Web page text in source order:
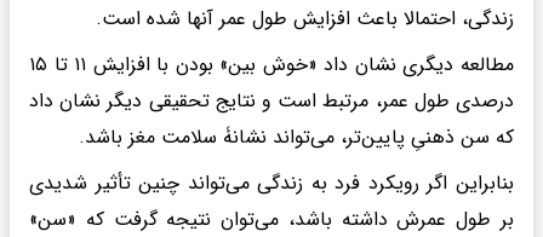
زندگی، احتمالا باعث افزایش طول عمر آنها شده است.
مطالعه دیگری نشان داد «خوش بین» بودن با افزایش ۱۱ تا ۱۵
درصدی طول عمر، مرتبط است و نتایج تحقیقی دیگر نشان داد
که سن ذهنیِ پایین‌تر، می‌تواند نشانۀ سلامت مغز باشد.
بنابراین اگر رویکرد فرد به زندگی می‌تواند چنین تأثیر شدیدی
بر طول عمرش داشته باشد، می‌توان نتیجه گرفت که «سن»